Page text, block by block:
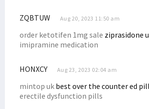
ZQBTUW Aug 20, 2023 11:50 am
order ketotifen 1mg sale ziprasidone
imipramine medication
HONXCY Aug 23, 2023 02:04 am
mintop uk best over the counter ed
erectile dysfunction pills